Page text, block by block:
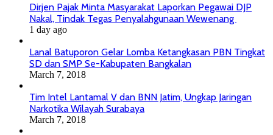
Dirjen Pajak Minta Masyarakat Laporkan Pegawai DJP
Nakal, Tindak Tegas Penyalahgunaan Wewenang
1 day ago
Lanal Batuporon Gelar Lomba Ketangkasan PBN Tingkat
SD dan SMP Se-Kabupaten Bangkalan
March 7, 2018
Tim Intel Lantamal V dan BNN Jatim, Ungkap Jaringan
Narkotika Wilayah Surabaya
March 7, 2018